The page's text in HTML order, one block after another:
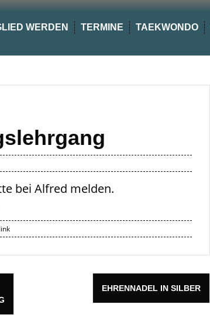
WERDEN TERMINE TAEKWONDO
bei Alfred melden.
EHRENNADEL IN SILBER